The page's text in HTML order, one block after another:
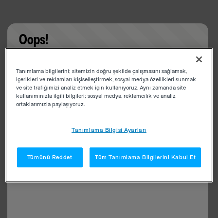
Oops!
app
Tanımlama bilgilerini; sitemizin doğru şekilde çalışmasını sağlamak,
içerikleri ve reklamları kişiselleştirmek, sosyal medya özellikleri sunmak
ve site trafiğimizi analiz etmek için kullanıyoruz. Aynı zamanda site
kullanımınızla ilgili bilgileri; sosyal medya, reklamcılık ve analiz
ortaklarımızla paylaşıyoruz.
Tanımlama Bilgisi Ayarları
Tümünü Reddet Tüm Tanımlama Bilgilerini Kabul Et